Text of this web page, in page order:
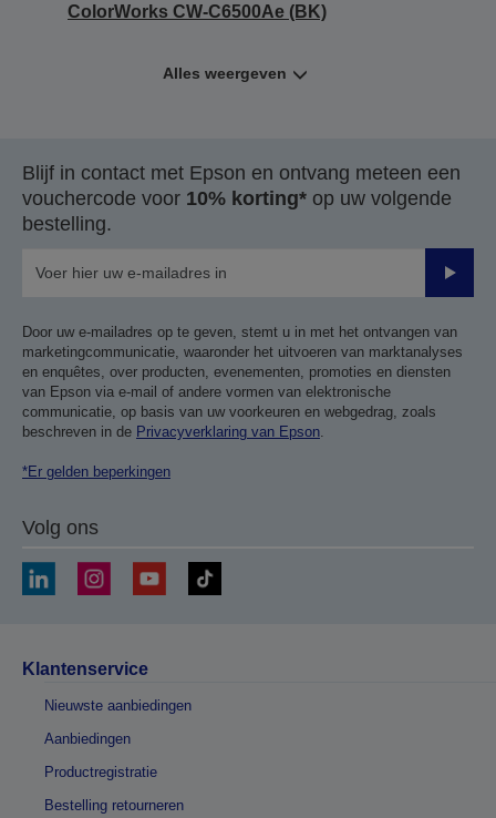
ColorWorks CW-C6500Ae (BK)
Alles weergeven
Blijf in contact met Epson en ontvang meteen een
vouchercode voor 10% korting* op uw volgende
bestelling.
Door uw e-mailadres op te geven, stemt u in met het ontvangen van
marketingcommunicatie, waaronder het uitvoeren van marktanalyses
en enquêtes, over producten, evenementen, promoties en diensten
van Epson via e-mail of andere vormen van elektronische
communicatie, op basis van uw voorkeuren en webgedrag, zoals
beschreven in de Privacyverklaring van Epson
*Er gelden beperkingen
Volg ons
Klantenservice
Nieuwste aanbiedingen
Aanbiedingen
Productregistratie
Bestelling retourneren